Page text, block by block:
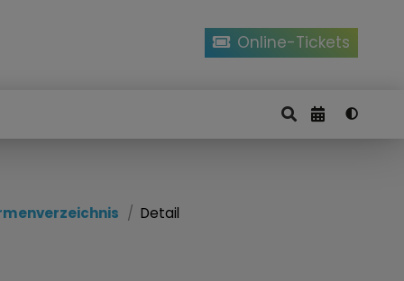
Online-Tickets
Detail